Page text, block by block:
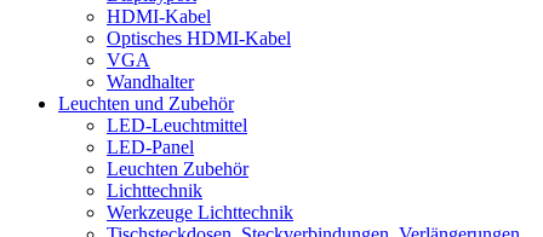
HDMI-Kabel
Optisches HDMI-Kabel
VGA
Wandhalter
Leuchten und Zubehör
LED-Leuchtmittel
LED-Panel
Leuchten Zubehör
Lichttechnik
Werkzeuge Lichttechnik